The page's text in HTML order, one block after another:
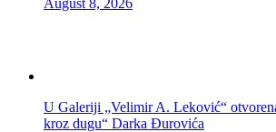
U Galeriji „Velimir A. Leković“
kroz dugu“ Darka Đurovića